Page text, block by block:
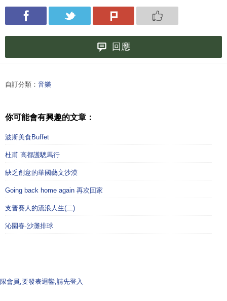
回應
自訂分類： 音樂
你可能會有興趣的文章：
波斯美食Buffet
杜甫 高都護驄馬行
缺乏創意的華國藝文沙漠
Going back home again 再次回家
支普賽人的流浪人生(二)
沁園春·沙灘排球
限會員,要發表迴響,請先登入